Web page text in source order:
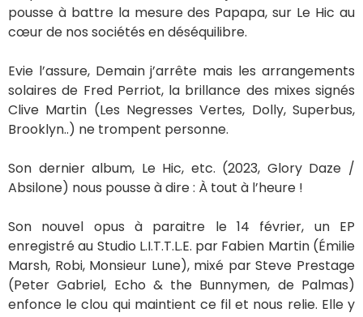
PRODUCTION
DISTRIBUTION
Absilone
LABEL /BOOKING
Louise.GloryDaze@gmail.com
NEWSLETTER
Ne manquez aucune actualité d’Evie, abonnez-
vous à sa newsletter